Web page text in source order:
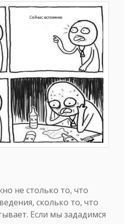
не столько то, что
сколько то, что
Если мы зададимся